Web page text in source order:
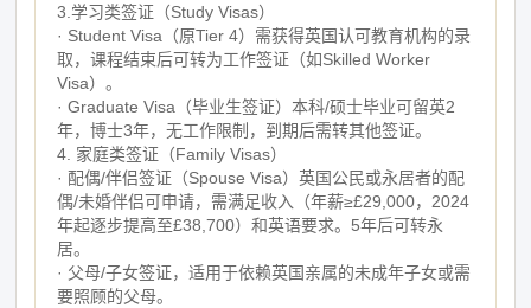
3.学习类签证（Study Visas）
· Student Visa（原Tier 4）需获得英国认可教育机构的录
取，课程结束后可转为工作签证（如Skilled Worker
Visa）。
· Graduate Visa（毕业生签证）本科/硕士毕业可留英2
年，博士3年，无工作限制，到期后需转其他签证。
4. 家庭类签证（Family Visas）
· 配偶/伴侣签证（Spouse Visa）英国公民或永居者的配
偶/未婚伴侣可申请，需满足收入（年薪≥£29,000，2024
年起逐步提高至£38,700）和英语要求。5年后可转永
居。
· 父母/子女签证，适用于依赖英国亲属的未成年子女或需
要照顾的父母。